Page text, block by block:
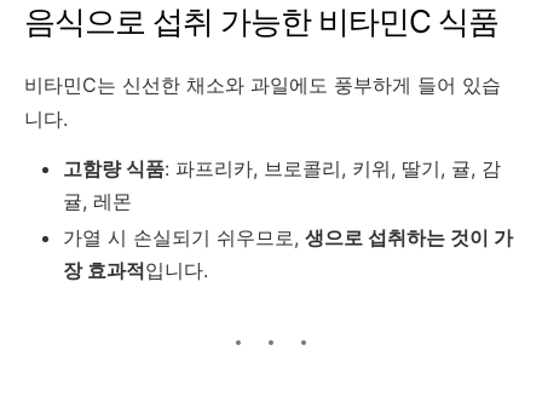
음식으로 섭취 가능한 비타민C 식품
비타민C는 신선한 채소와 과일에도 풍부하게 들어 있습
니다.
고함량 식품: 파프리카, 브로콜리, 키위, 딸기, 귤, 감
귤, 레몬
가열 시 손실되기 쉬우므로, 생으로 섭취하는 것이 가
장 효과적입니다.